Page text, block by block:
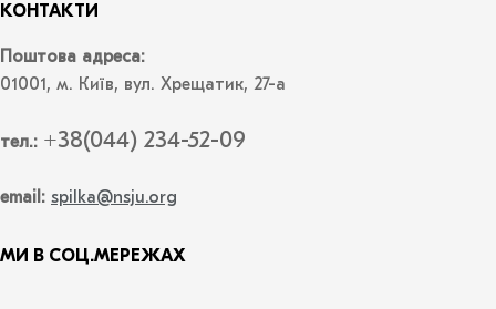
КОНТАКТИ
Поштова адреса:
01001, м. Київ, вул. Хрещатик, 27-а
тел.: +38(044) 234-52-09
email: spilka@nsju.org
МИ В СОЦ.МЕРЕЖАХ